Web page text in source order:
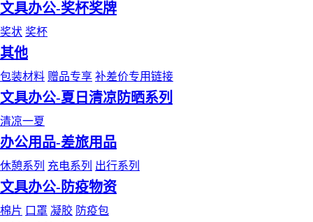
文具办公-奖杯奖牌
奖状 奖杯
其他
包装材料 赠品专享 补差价专用链接
文具办公-夏日清凉防晒系列
清凉一夏
办公用品-差旅用品
休憩系列 充电系列 出行系列
文具办公-防疫物资
棉片 口罩 凝胶 防疫包